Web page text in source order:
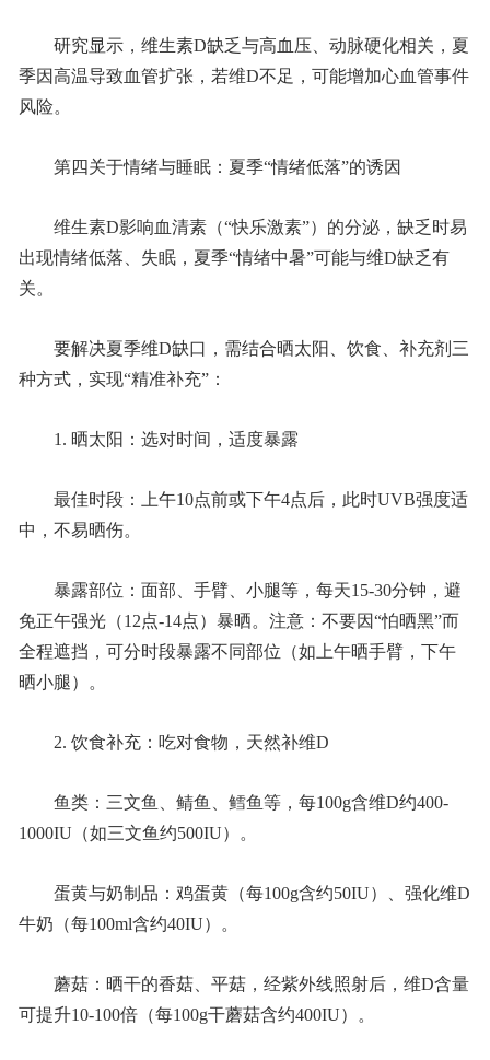
研究显示，维生素D缺乏与高血压、动脉硬化相关，夏
季因高温导致血管扩张，若维D不足，可能增加心血管事件
风险。
第四关于情绪与睡眠：夏季“情绪低落”的诱因
维生素D影响血清素（“快乐激素”）的分泌，缺乏时易
出现情绪低落、失眠，夏季“情绪中暑”可能与维D缺乏有
关。
要解决夏季维D缺口，需结合晒太阳、饮食、补充剂三
种方式，实现“精准补充”：
1. 晒太阳：选对时间，适度暴露
最佳时段：上午10点前或下午4点后，此时UVB强度适
中，不易晒伤。
暴露部位：面部、手臂、小腿等，每天15-30分钟，避
免正午强光（12点-14点）暴晒。注意：不要因“怕晒黑”而
全程遮挡，可分时段暴露不同部位（如上午晒手臂，下午
晒小腿）。
2. 饮食补充：吃对食物，天然补维D
鱼类：三文鱼、鲭鱼、鳕鱼等，每100g含维D约400-
1000IU（如三文鱼约500IU）。
蛋黄与奶制品：鸡蛋黄（每100g含约50IU）、强化维D
牛奶（每100ml含约40IU）。
蘑菇：晒干的香菇、平菇，经紫外线照射后，维D含量
可提升10-100倍（每100g干蘑菇含约400IU）。